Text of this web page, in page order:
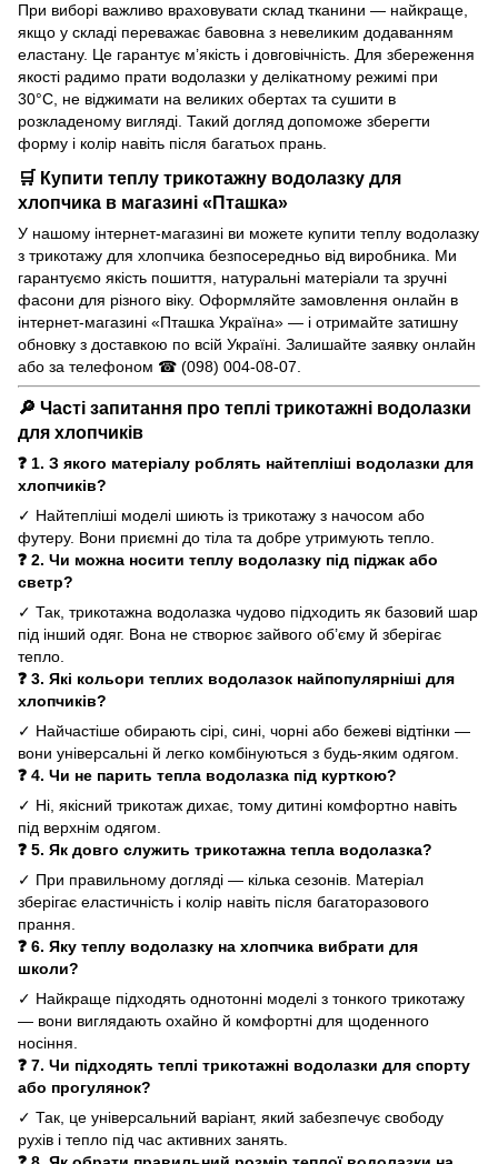
При виборі важливо враховувати склад тканини — найкраще,
якщо у складі переважає бавовна з невеликим додаванням
еластану. Це гарантує м’якість і довговічність. Для збереження
якості радимо прати водолазки у делікатному режимі при
30°C, не віджимати на великих обертах та сушити в
розкладеному вигляді. Такий догляд допоможе зберегти
форму і колір навіть після багатьох прань.
🛒 Купити теплу трикотажну водолазку для
хлопчика в магазині «Пташка»
У нашому інтернет-магазині ви можете купити теплу водолазку
з трикотажу для хлопчика безпосередньо від виробника. Ми
гарантуємо якість пошиття, натуральні матеріали та зручні
фасони для різного віку. Оформляйте замовлення онлайн в
інтернет-магазині «Пташка Україна» — і отримайте затишну
обновку з доставкою по всій Україні. Залишайте заявку онлайн
або за телефоном ☎ (098) 004-08-07
🔎 Часті запитання про теплі трикотажні водолазки
для хлопчиків
❓ 1. З якого матеріалу роблять найтепліші водолазки для
хлопчиків?
✓ Найтепліші моделі шиють із трикотажу з начосом або
футеру. Вони приємні до тіла та добре утримують тепло.
❓ 2. Чи можна носити теплу водолазку під піджак або
светр?
✓ Так, трикотажна водолазка чудово підходить як базовий шар
під інший одяг. Вона не створює зайвого об’єму й зберігає
тепло.
❓ 3. Які кольори теплих водолазок найпопулярніші для
хлопчиків?
✓ Найчастіше обирають сірі, сині, чорні або бежеві відтінки —
вони універсальні й легко комбінуються з будь-яким одягом.
❓ 4. Чи не парить тепла водолазка під курткою?
✓ Ні, якісний трикотаж дихає, тому дитині комфортно навіть
під верхнім одягом.
❓ 5. Як довго служить трикотажна тепла водолазка?
✓ При правильному догляді — кілька сезонів. Матеріал
зберігає еластичність і колір навіть після багаторазового
прання.
❓ 6. Яку теплу водолазку на хлопчика вибрати для
школи?
✓ Найкраще підходять однотонні моделі з тонкого трикотажу
— вони виглядають охайно й комфортні для щоденного
носіння.
❓ 7. Чи підходять теплі трикотажні водолазки для спорту
або прогулянок?
✓ Так, це універсальний варіант, який забезпечує свободу
рухів і тепло під час активних занять.